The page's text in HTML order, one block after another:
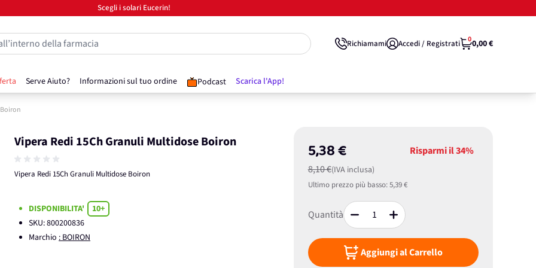
Scegli i solari Eucerin!
Serve Aiuto? Informazioni sul tuo ordine Podcast Scarica l'App!
della farmacia Richiamami Accedi / Registrati 00,00 €
Vipera Redi 15Ch Granuli Multidose Boiron
Vipera Redi 15Ch Granuli Multidose Boiron
5,38 €
8,10 €(IVA inclusa)
Risparmi il34%
Ultimo prezzo più basso:5,39 €
Quantità
Aggiungi al Carrello
DISPONIBILITA'
10+
SKU:800200836
Marchio : BOIRON